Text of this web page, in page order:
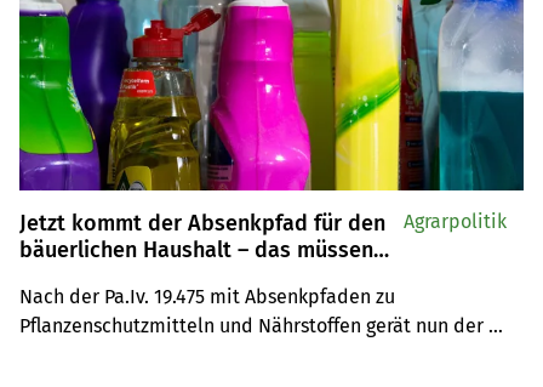
Jetzt kommt der Absenkpfad für den
bäuerlichen Haushalt – das müssen
Nach der Pa.Iv. 19.475 mit Absenkpfaden zu
Pflanzenschutzmitteln und Nährstoffen gerät nun der
Agrarpolitik